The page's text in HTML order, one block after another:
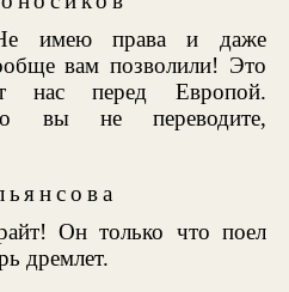
имею права и даже
вам позволили! Это
нас перед Европой.
вы не переводите,
Он только что поел
дремлет.